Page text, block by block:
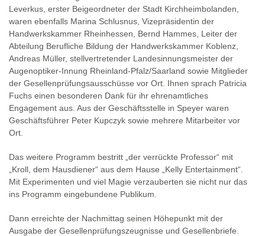
Leverkus, erster Beigeordneter der Stadt Kirchheimbolanden,
waren ebenfalls Marina Schlusnus, Vizepräsidentin der
Handwerkskammer Rheinhessen, Bernd Hammes, Leiter der
Abteilung Berufliche Bildung der Handwerkskammer Koblenz,
Andreas Müller, stellvertretender Landesinnungsmeister der
Augenoptiker-Innung Rheinland-Pfalz/Saarland sowie Mitglieder
der Gesellenprüfungsausschüsse vor Ort. Ihnen sprach Patricia
Fuchs einen besonderen Dank für ihr ehrenamtliches
Engagement aus. Aus der Geschäftsstelle in Speyer waren
Geschäftsführer Peter Kupczyk sowie mehrere Mitarbeiter vor
Ort.
Das weitere Programm bestritt „der verrückte Professor“ mit
„Kroll, dem Hausdiener“ aus dem Hause „Kelly Entertainment“.
Mit Experimenten und viel Magie verzauberten sie nicht nur das
ins Programm eingebundene Publikum.
Dann erreichte der Nachmittag seinen Höhepunkt mit der
Ausgabe der Gesellenprüfungszeugnisse und Gesellenbriefe.